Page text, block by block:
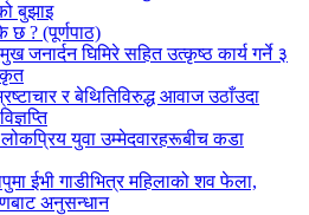
बुझाइ
छ ? (पूर्णपाठ)
जनार्दन घिमिरे सहित उत्कृष्ठ कार्य गर्ने ३
र बेथितिविरुद्ध आवाज उठाँउदा
लोकप्रिय युवा उम्मेदवारहरूबीच कडा
ईभी गाडीभित्र महिलाको शव फेला,
अनुसन्धान